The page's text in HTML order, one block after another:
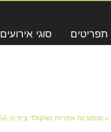
תפריטים סוגי אירועים
»סופגניות אפויות ושוקולד ציפ (כ-50 סופגניות)